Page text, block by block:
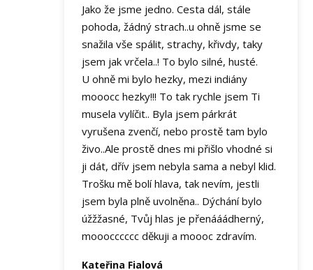
Jako že jsme jedno. Cesta dál, stále
pohoda, žádný strach..u ohně jsme se
snažila vše spálit, strachy, křivdy, taky
jsem jak vrčela..! To bylo silné, husté.
U ohně mi bylo hezky, mezi indiány
mooocc hezky!!! To tak rychle jsem Ti
musela vylíčit.. Byla jsem párkrát
vyrušena zvenčí, nebo prostě tam bylo
živo..Ale prostě dnes mi přišlo vhodné si
ji dát, dřív jsem nebyla sama a nebyl klid.
Trošku mě bolí hlava, tak nevím, jestli
jsem byla plně uvolněna.. Dýchání bylo
úžžžasné, Tvůj hlas je přenááádherný,
mooocccccc děkuji a moooc zdravím.
Kateřina Fialová